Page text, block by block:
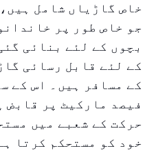
خاص گاڑیاں شامل
جو خاص طور پر
بچوں کے لئے بنائی
کے لئے قابل رسائی
فیصد مارکیٹ پر قابض
حرکت کے شعبے میں
خود کو مستحکم کرتا